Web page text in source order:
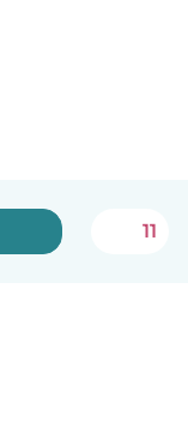
11